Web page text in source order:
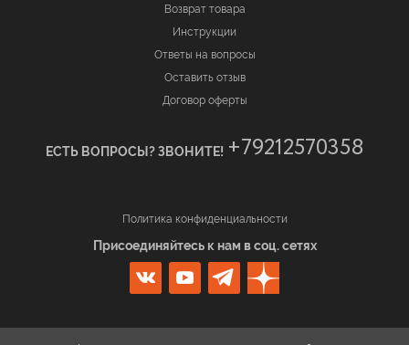
Возврат товара
Инструкции
Ответы на вопросы
Оставить отзыв
Договор оферты
ЕСТЬ ВОПРОСЫ? ЗВОНИТЕ! +79212570358
Политика конфиденциальности
Присоединяйтесь к нам в соц. сетях